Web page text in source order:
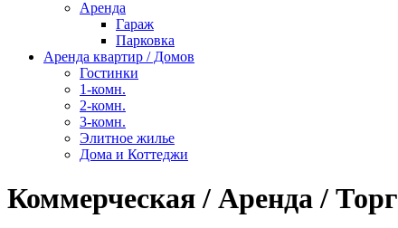
Аренда
Гараж
Парковка
Аренда квартир / Домов
Гостинки
1-комн.
2-комн.
3-комн.
Элитное жилье
Дома и Коттеджи
Коммерческая / Аренда /